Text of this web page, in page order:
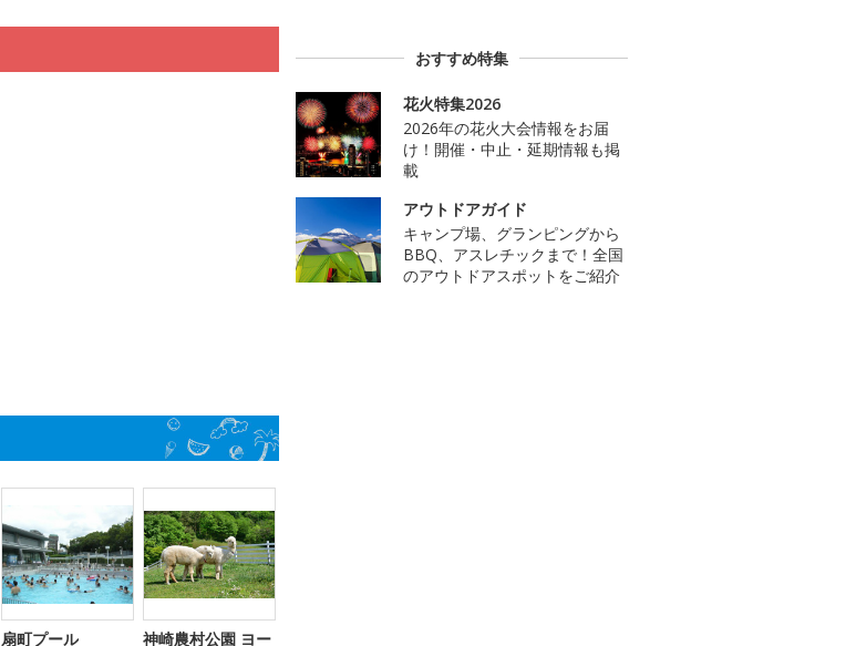
扇町プール 神崎農村公園 ヨー
おすすめ特集
花火特集2026
2026年の花火大会情報をお届
け！開催・中止・延期情報も掲
載
アウトドアガイド
キャンプ場、グランピングから
BBQ、アスレチックまで！全国
のアウトドアスポットをご紹介